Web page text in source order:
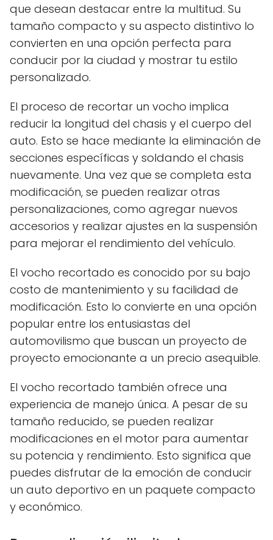
que desean destacar entre la multitud. Su
tamaño compacto y su aspecto distintivo lo
convierten en una opción perfecta para
conducir por la ciudad y mostrar tu estilo
personalizado.
El proceso de recortar un vocho implica
reducir la longitud del chasis y el cuerpo del
auto. Esto se hace mediante la eliminación de
secciones específicas y soldando el chasis
nuevamente. Una vez que se completa esta
modificación, se pueden realizar otras
personalizaciones, como agregar nuevos
accesorios y realizar ajustes en la suspensión
para mejorar el rendimiento del vehículo.
El vocho recortado es conocido por su bajo
costo de mantenimiento y su facilidad de
modificación. Esto lo convierte en una opción
popular entre los entusiastas del
automovilismo que buscan un proyecto de
proyecto emocionante a un precio asequible.
El vocho recortado también ofrece una
experiencia de manejo única. A pesar de su
tamaño reducido, se pueden realizar
modificaciones en el motor para aumentar
su potencia y rendimiento. Esto significa que
puedes disfrutar de la emoción de conducir
un auto deportivo en un paquete compacto
y económico.